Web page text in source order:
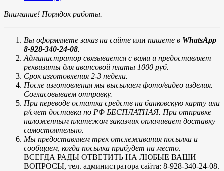
Внимание! Порядок работы.
Вы оформляете заказ на сайте или пишете в WhatsApp
8-928-340-24-08.
Администратор связывается с вами и предоставляет
реквизиты для авансовой платы 1000 руб.
Срок изготовления 2-3 недели.
После изготовления мы высылаем фото/видео изделия.
Согласовываем отправку.
При переводе остатка средств на банковскую карту или
р/счет доставка по РФ БЕСПЛАТНАЯ. При отправке
наложенным платежом заказчик оплачивает доставку
самостоятельно.
Мы предоставляем трек отслеживания посылки и
сообщаем, когда посылка прибудет на место.
ВСЕГДА РАДЫ ОТВЕТИТЬ НА ЛЮБЫЕ ВАШИ
ВОПРОСЫ, тел. администратора сайта: 8-928-340-24-08.